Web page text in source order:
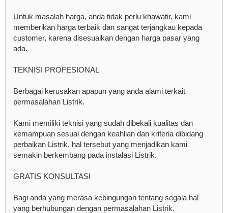
Untuk masalah harga, anda tidak perlu khawatir, kami
memberikan harga terbaik dan sangat terjangkau kepada
customer, karena disesuaikan dengan harga pasar yang
ada.
TEKNISI PROFESIONAL
Berbagai kerusakan apapun yang anda alami terkait
permasalahan Listrik.
Kami memiliki teknisi yang sudah dibekali kualitas dan
kemampuan sesuai dengan keahlian dan kriteria dibidang
perbaikan Listrik, hal tersebut yang menjadikan kami
semakin berkembang pada instalasi Listrik.
GRATIS KONSULTASI
Bagi anda yang merasa kebingungan tentang segala hal
yang berhubungan dengan permasalahan Listrik.